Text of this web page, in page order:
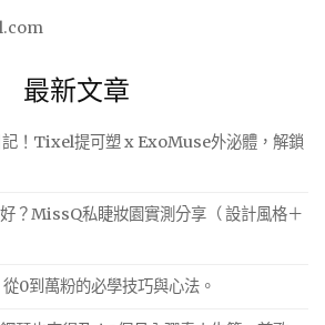
最新文章
記！Tixel提可塑 x ExoMuse外泌體，解鎖
好？MissQ私睫妝園實測分享（ 設計風格＋
0到萬粉的必學技巧與心法。